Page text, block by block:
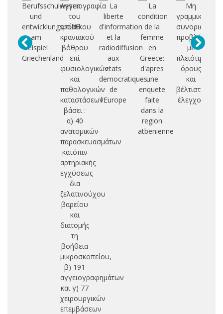
Berufsschulwesen
und
entwicklungspolitik
am
beispiel
Griechenland
Αγγειογραφία
του
οπίσθιου
κρανιακού
βόθρου
επί
φυσιολογικών
και
παθολογικών
καταστάσεων:
βάσει :
α) 40
ανατομικών
παρασκευασμάτων
κατόπιν
αρτηριακής
εγχύσεως
δια
ζελατινούχου
βαρείου
και
διατομής
τη
βοήθεια
μικροσκοπείου,
β) 191
αγγειογραφημάτων
και γ) 77
χειρουργικών
επεμβάσεων
La
liberte
d'information
et la
radiodiffusion
aux
etats
democratiques
de
l'Europe
La
condition
de la
femme
en
Greece:
d'apres
une
enquete
faite
dans la
region
atbenienne
Μη
γραμμικά
συνοριακά
προβλήματα
με
πλειότιμους
όρους
και
βέλτιστος
έλεγχος